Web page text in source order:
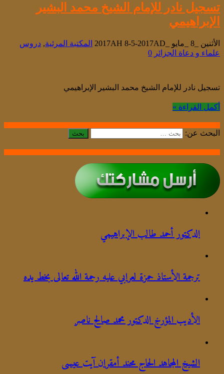
تسجيل نادر للإمام الشيخ محمد البشير
الإبراهيمي
الأثنين _8 _مايو _2017AH 8-5-2017AD المكتبة المرئية, دروس
علماء و دعاة الجزائر 0
تسجيل نادر للإمام الشيخ محمد البشير الإبراهيمي
أكمل القراءة »
البحث عن:
الدكتور أحمد طالب الإبراهيمي
ترجمة الأستاذ حمزة لعرابي عليه رحمة الله تعالى بخط يده
الأديب المؤرخ الدكتور محمد صالح ناصر
الشيخ المجاهد الحاج محند أمقران آيت عيسى